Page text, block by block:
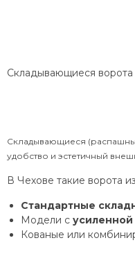
Складывающиеся ворота
Складывающиеся
удобство и эстетичный
В Чехове такие ворота
Стандартные
Модели с
Кованые или